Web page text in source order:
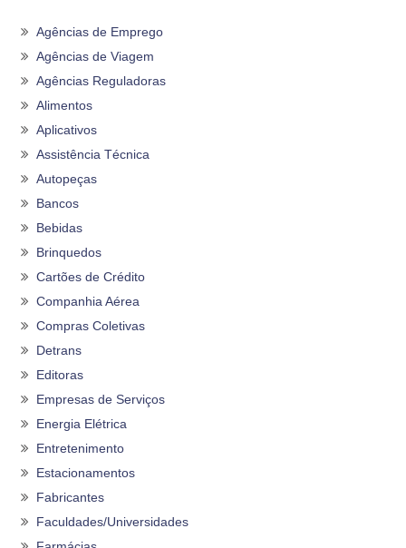
Agências de Emprego
Agências de Viagem
Agências Reguladoras
Alimentos
Aplicativos
Assistência Técnica
Autopeças
Bancos
Bebidas
Brinquedos
Cartões de Crédito
Companhia Aérea
Compras Coletivas
Detrans
Editoras
Empresas de Serviços
Energia Elétrica
Entretenimento
Estacionamentos
Fabricantes
Faculdades/Universidades